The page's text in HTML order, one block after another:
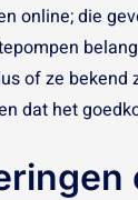
online; die
of ze
dat het